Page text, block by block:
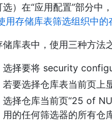
选）在“应用配置”部分
用存储库表筛选组织中的
储库表中，使用三种方法
选择要将 security
若要选择仓库表当前页上
选择仓库当前页“25 of
用的任何筛选器的所有仓